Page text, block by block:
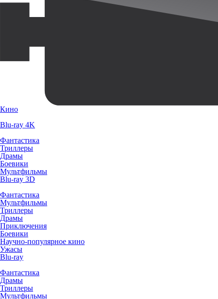
Кино
Blu-ray 4K
Фантастика
Триллеры
Драмы
Боевики
Мультфильмы
Blu-ray 3D
Фантастика
Мультфильмы
Триллеры
Драмы
Приключения
Боевики
Научно-популярное кино
Ужасы
Blu-ray
Фантастика
Драмы
Триллеры
Мультфильмы